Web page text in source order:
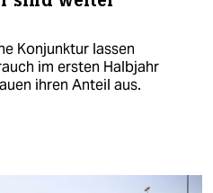
Konjunktur lassen
im ersten Halbjahr
ihren Anteil aus.